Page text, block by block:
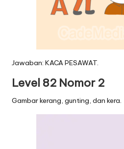
Jawaban: KACA PESAWAT.
Level 82 Nomor 2
Gambar kerang, gunting, dan kera.